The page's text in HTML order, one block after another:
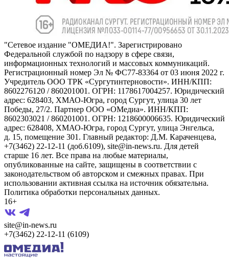
"Сетевое издание "ОМЕДИА!". Зарегистрировано
Федеральной службой по надзору в сфере связи,
информационных технологий и массовых коммуникаций.
Регистрационный номер Эл № ФС77-83364 от 03 июня 2022 г.
Учредитель ООО ТРК «Сургутинтерновости». ИНН/КПП:
8602276120 / 860201001. ОГРН: 1178617004257. Юридический
адрес: 628403, ХМАО-Югра, город Сургут, улица 30 лет
Победы, 27/2. Партнер ООО «ОМедиа». ИНН/КПП:
8602303021 / 860201001. ОГРН: 1218600006635. Юридический
адрес: 628408, ХМАО-Югра, город Сургут, улица Энгельса,
д. 15, помещение 301. Главный редактор: Д.М. Караченцева,
+7(3462) 22-12-11 (доб.6109), site@in-news.ru. Для детей
старше 16 лет. Все права на любые материалы,
опубликованные на сайте, защищены в соответствии с
законодательством об авторском и смежных правах. При
использовании активная ссылка на источник обязательна.
Политика обработки персональных данных.
16+
site@in-news.ru
+7(3462) 22-12-11 (6109)